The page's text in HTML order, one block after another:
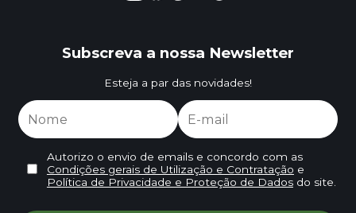
Subscreva a nossa Newsletter
Esteja a par das novidades!
Autorizo o envio de emails e concordo com as
Condições gerais de Utilização e Contratação e
Política de Privacidade e Proteção de Dadosdo site.